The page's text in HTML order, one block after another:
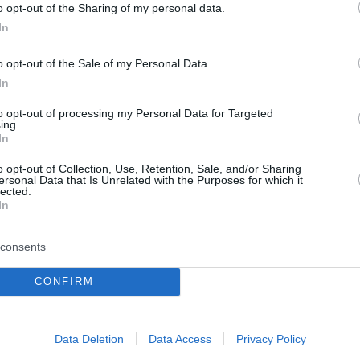
opt-out of the Sharing of my personal data.
opt-out of the Sale of my Personal Data.
opt-out of processing my Personal Data for Targeted
opt-out of Collection, Use, Retention, Sale, and/or Sharing
Data that Is Unrelated with the Purposes for which it
CONFIRM
Data Deletion Data Access Privacy Policy
σκοτώθηκε στην επαρχία Νταβάο Οριεντάλ. Στην
μέρει, ενώ αρκετές δομές —συμπεριλαμβανομένης μιας
ρωγμές.
του την ώρα που η γη άρχισε να τρέμει βίαια,
ερείπια. «Το ημιφορτηγό μας τραντάχτηκε ξαφνικά
τα σπίτια στους δρόμους», περιέγραψε.
ο οποίος μίλησε τηλεφωνικά στο AP από το
όρθιος και να κρατήσω την ισορροπία μου, όταν
ένα μικρό εμπορικό τετραώροφο κτίριο που
τους εργαζόμενους να τρέχουν στο ισόγειο χωρίς να
εγκλωβισμένοι.
σταθμευμένα τρίκυκλα ταξί.